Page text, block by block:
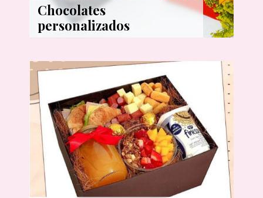
Chocolates
personalizados